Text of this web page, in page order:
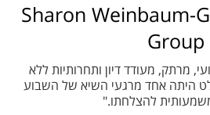
Sharon Weinbaum-
Group
מרתק, מעודד דיון ותחרותיות ללא
היתה אחד מרגעי השיא של השבוע
להצלחתו."